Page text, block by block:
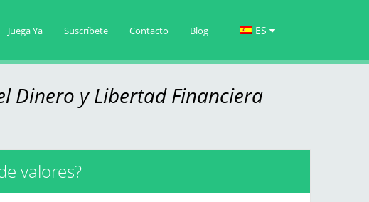
Juega Ya Suscríbete Contacto Blog ES
Dinero y Libertad Financiera
valores?